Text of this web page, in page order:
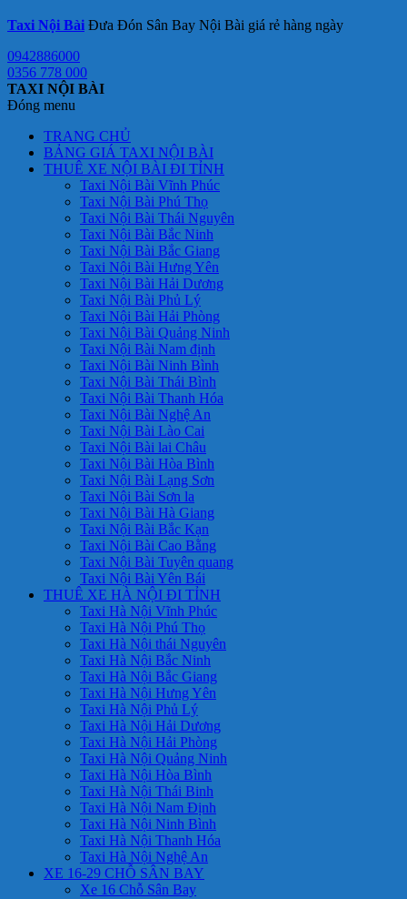
Taxi Nội Bài Đưa Đón Sân Bay Nội Bài giá rẻ hàng ngày
0942886000
0356 778 000
TAXI NỘI BÀI
Đóng menu
TRANG CHỦ
BẢNG GIÁ TAXI NỘI BÀI
THUÊ XE NỘI BÀI ĐI TỈNH
Taxi Nội Bài Vĩnh Phúc
Taxi Nội Bài Phú Thọ
Taxi Nội Bài Thái Nguyên
Taxi Nội Bài Bắc Ninh
Taxi Nội Bài Bắc Giang
Taxi Nội Bài Hưng Yên
Taxi Nội Bài Hải Dương
Taxi Nội Bài Phủ Lý
Taxi Nội Bài Hải Phòng
Taxi Nội Bài Quảng Ninh
Taxi Nội Bài Nam định
Taxi Nội Bài Ninh Bình
Taxi Nội Bài Thái Bình
Taxi Nội Bài Thanh Hóa
Taxi Nội Bài Nghệ An
Taxi Nội Bài Lào Cai
Taxi Nội Bài lai Châu
Taxi Nội Bài Hòa Bình
Taxi Nội Bài Lạng Sơn
Taxi Nội Bài Sơn la
Taxi Nội Bài Hà Giang
Taxi Nội Bài Bắc Kạn
Taxi Nội Bài Cao Bằng
Taxi Nội Bài Tuyên quang
Taxi Nội Bài Yên Bái
THUÊ XE HÀ NỘI ĐI TỈNH
Taxi Hà Nội Vĩnh Phúc
Taxi Hà Nội Phú Thọ
Taxi Hà Nội thái Nguyên
Taxi Hà Nội Bắc Ninh
Taxi Hà Nội Bắc Giang
Taxi Hà Nội Hưng Yên
Taxi Hà Nội Phủ Lý
Taxi Hà Nội Hải Dương
Taxi Hà Nội Hải Phòng
Taxi Hà Nội Quảng Ninh
Taxi Hà Nội Hòa Bình
Taxi Hà Nội Thái Binh
Taxi Hà Nội Nam Định
Taxi Hà Nội Ninh Bình
Taxi Hà Nội Thanh Hóa
Taxi Hà Nội Nghệ An
XE 16-29 CHỖ SÂN BAY
Xe 16 Chỗ Sân Bay